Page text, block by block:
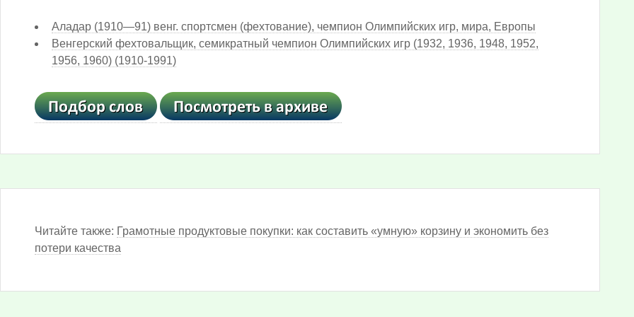
Аладар (1910—91) венг. спортсмен (фехтование), чемпион Олимпийских игр, мира, Европы
Венгерский фехтовальщик, семикратный чемпион Олимпийских игр (1932, 1936, 1948, 1952,
1956, 1960) (1910-1991)
Читайте также: Грамотные продуктовые покупки: как составить «умную» корзину и экономить без
потери качества